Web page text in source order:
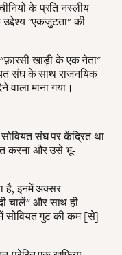
के प्रति नस्लीय
"एकजुटता" की
खाड़ी के एक नेता"
संघ के साथ राजनयिक
माना गया।
संघ पर केंद्रित था
करना और उसे भू-
है, इनमें अक्सर
चालें" और साथ ही
सोवियत गुट की कम [से]